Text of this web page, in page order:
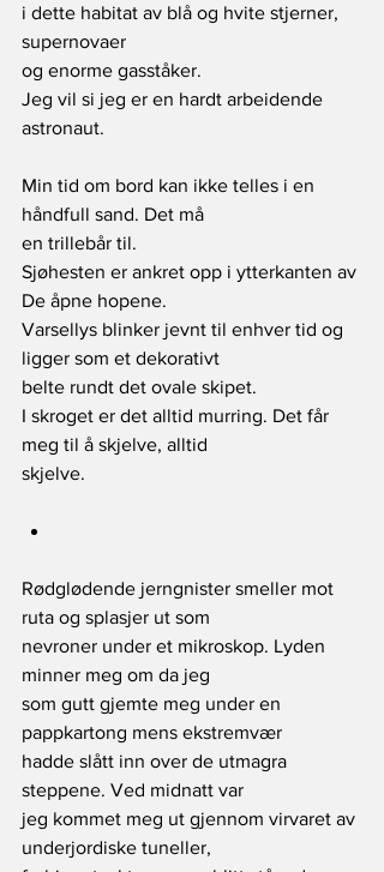
i dette habitat av blå og hvite stjerner,
supernovaer
og enorme gasståker.
Jeg vil si jeg er en hardt arbeidende
astronaut.
Min tid om bord kan ikke telles i en
håndfull sand. Det må
en trillebår til.
Sjøhesten er ankret opp i ytterkanten av
De åpne hopene.
Varsellys blinker jevnt til enhver tid og
ligger som et dekorativt
belte rundt det ovale skipet.
I skroget er det alltid murring. Det får
meg til å skjelve, alltid
skjelve.
Rødglødende jerngnister smeller mot
ruta og splasjer ut som
nevroner under et mikroskop. Lyden
minner meg om da jeg
som gutt gjemte meg under en
pappkartong mens ekstremvær
hadde slått inn over de utmagra
steppene. Ved midnatt var
jeg kommet meg ut gjennom virvaret av
underjordiske tuneller,